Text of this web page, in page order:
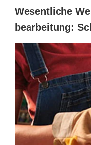
Wesentliche
bearbeitung: